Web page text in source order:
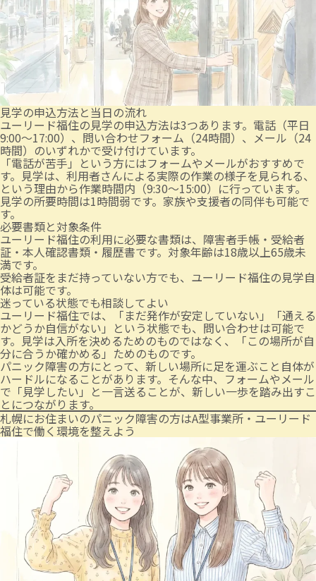
見学の申込方法と当日の流れ
ユーリード福住の見学の申込方法は3つあります。電話（平日
9:00〜17:00）、問い合わせフォーム（24時間）、メール（24
時間）のいずれかで受け付けています。
「電話が苦手」という方にはフォームやメールがおすすめで
す。見学は、利用者さんによる実際の作業の様子を見られる、
という理由から作業時間内（9:30〜15:00）に行っています。
見学の所要時間は1時間弱です。家族や支援者の同伴も可能で
す。
必要書類と対象条件
ユーリード福住の利用に必要な書類は、障害者手帳・受給者
証・本人確認書類・履歴書です。対象年齢は18歳以上65歳未
満です。
受給者証をまだ持っていない方でも、ユーリード福住の見学自
体は可能です。
迷っている状態でも相談してよい
ユーリード福住では、「まだ発作が安定していない」「通える
かどうか自信がない」という状態でも、問い合わせは可能で
す。見学は入所を決めるためのものではなく、「この場所が自
分に合うか確かめる」ためのものです。
パニック障害の方にとって、新しい場所に足を運ぶこと自体が
ハードルになることがあります。そんな中、フォームやメール
で「見学したい」と一言送ることが、新しい一歩を踏み出すこ
とにつながります。
札幌にお住まいのパニック障害の方はA型事業所・ユーリード
福住で働く環境を整えよう